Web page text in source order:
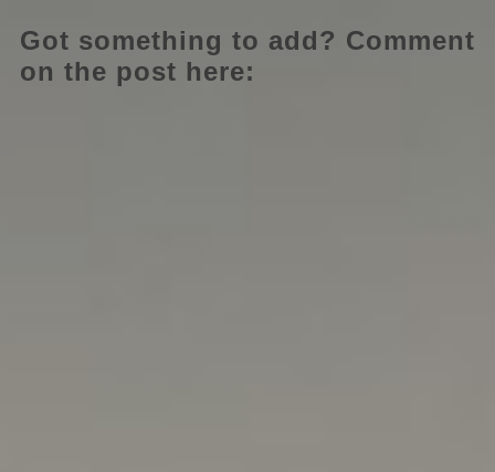
Got something to add? Comment
on the post here: